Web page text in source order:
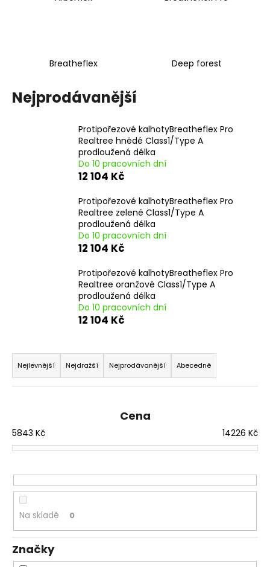
Breatheflex Deep forest
Nejprodávanější
Protipořezové kalhotyBreatheflex Pro
Realtree hnědé Class1/Type A
prodloužená délka
Do 10 pracovních dní
12 104 Kč
Protipořezové kalhotyBreatheflex Pro
Realtree zelené Class1/Type A
prodloužená délka
Do 10 pracovních dní
12 104 Kč
Protipořezové kalhotyBreatheflex Pro
Realtree oranžové Class1/Type A
prodloužená délka
Do 10 pracovních dní
12 104 Kč
Ř
a
z
í
p
o
d
u
k
t
ů
Nejlevnější Nejdražší Nejprodávanější Abecedně
Cena
5843 Kč 14226 Kč
Na skladě 0
Značky
HLEDAT